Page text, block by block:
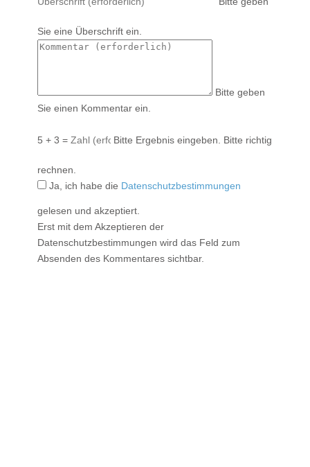
Sie eine Überschrift ein.
Bitte geben
Sie einen Kommentar ein.
5 + 3 = Bitte Ergebnis eingeben. Bitte richtig
rechnen.
Ja, ich habe die Datenschutzbestimmungen
gelesen und akzeptiert.
Erst mit dem Akzeptieren der
Datenschutzbestimmungen wird das Feld zum
Absenden des Kommentares sichtbar.